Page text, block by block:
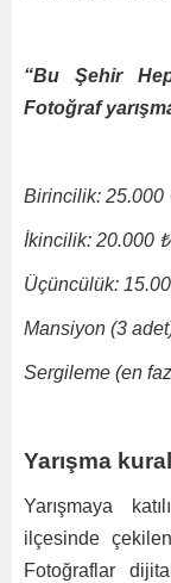
“Bu Şehir
Fotoğraf
Birincilik: 25.000
İkincilik: 20.000 ₺
Üçüncülük:
Mansiyon (3
Sergileme (en
Yarışma
Yarışmaya
ilçesinde
Fotoğraflar